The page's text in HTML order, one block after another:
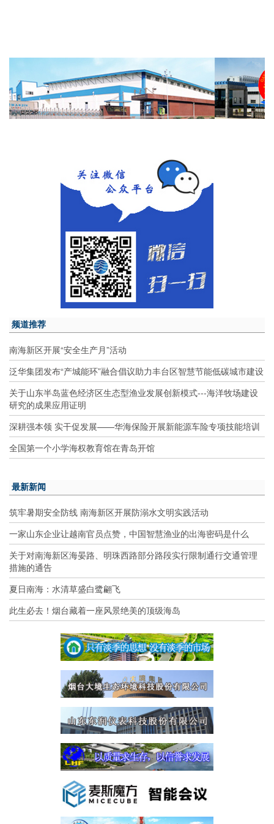
频道推荐
南海新区开展“安全生产月”活动
泛华集团发布“产城能环”融合倡议助力丰台区智慧节能低碳城市建设
关于山东半岛蓝色经济区生态型渔业发展创新模式---海洋牧场建设
研究的成果应用证明
深耕强本领 实干促发展——华海保险开展新能源车险专项技能培训
全国第一个小学海权教育馆在青岛开馆
最新新闻
筑牢暑期安全防线 南海新区开展防溺水文明实践活动
一家山东企业让越南官员点赞，中国智慧渔业的出海密码是什么
关于对南海新区海晏路、明珠西路部分路段实行限制通行交通管理
措施的通告
夏日南海：水清草盛白鹭翩飞
此生必去！烟台藏着一座风景绝美的顶级海岛